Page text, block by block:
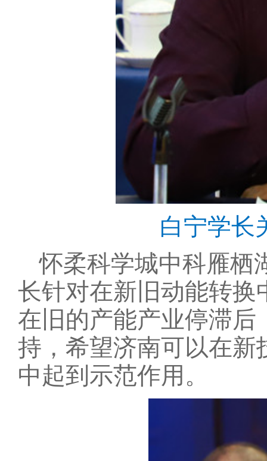
白宁学长
怀柔科学城中科雁栖
长针对在新旧动能转换
在旧的产能产业停滞后
持，希望济南可以在新
中起到示范作用。